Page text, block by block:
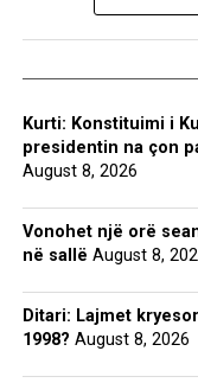
Kurti: Konstituimi i
presidentin na çon
August 8, 2026
Vonohet një orë
në sallë August 8,
Ditari: Lajmet
1998? August 8, 2026